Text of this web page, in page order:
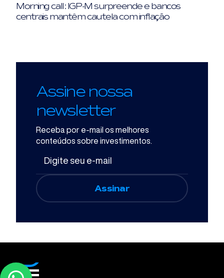
Morning call: IGP-M surpreende e bancos
centrais mantêm cautela com inflação
Assine nossa
newsletter
Receba por e-mail os melhores
conteúdos sobre investimentos.